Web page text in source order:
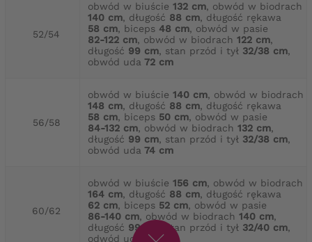
52/54
obwód w biuście 132 cm, obwód w biodrach
140 cm, długość 88 cm, długość rękawa
58 cm, biceps 48 cm, obwód w pasie
82-122 cm, obwód w biodrach 122 cm,
długość 99 cm, stan przód i tył 32/38 cm,
obwód uda 72 cm
56/58
obwód w biuście 140 cm, obwód w biodrach
148 cm, długość 88 cm, długość rękawa
58 cm, biceps 50 cm, obwód w pasie
84-132 cm, obwód w biodrach 132 cm,
długość 99 cm, stan przód i tył 32/38 cm,
obwód uda 74 cm
60/62
obwód w biuście 156 cm, obwód w biodrach
164 cm, długość 88 cm, długość rękawa
62 cm, biceps 52 cm, obwód w pasie
86-140 cm, obwód w biodrach 140 cm,
długość 99 cm , stan przód i tył 32/40 cm,
odwód uda
80 cm